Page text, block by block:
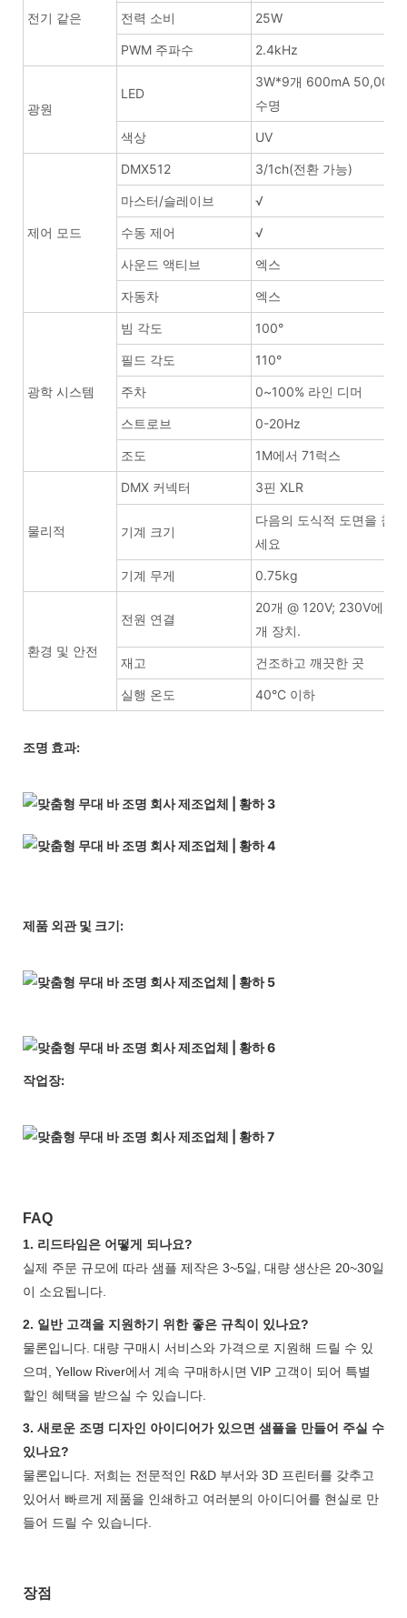
전기 같은 전력 소비 25W
PWM 주파수 2.4kHz
광원
LED
3W*9개 600mA 50,000
수명
색상 UV
제어 모드
DMX512 3/1ch(전환 가능)
마스터/슬레이브 √
수동 제어 √
사운드 액티브 엑스
자동차 엑스
광학 시스템
빔 각도 100°
필드 각도 110°
주차 0~100% 라인 디머
스트로브 0-20Hz
조도 1M에서 71럭스
물리적
DMX 커넥터 3핀 XLR
기계 크기
다음의 도식적 도면을 참
세요
기계 무게 0.75kg
환경 및 안전
전원 연결
20개 @ 120V; 230V에서
개 장치.
재고 건조하고 깨끗한 곳
실행 온도 40°C 이하
조명 효과:
제품 외관 및 크기:
작업장:
FAQ
1. 리드타임은 어떻게 되나요?
실제 주문 규모에 따라 샘플 제작은 3~5일, 대량 생산은 20~30일
이 소요됩니다.
2. 일반 고객을 지원하기 위한 좋은 규칙이 있나요?
물론입니다. 대량 구매시 서비스와 가격으로 지원해 드릴 수 있
으며, Yellow River에서 계속 구매하시면 VIP 고객이 되어 특별
할인 혜택을 받으실 수 있습니다.
3. 새로운 조명 디자인 아이디어가 있으면 샘플을 만들어 주실 수
있나요?
물론입니다. 저희는 전문적인 R&D 부서와 3D 프린터를 갖추고
있어서 빠르게 제품을 인쇄하고 여러분의 아이디어를 현실로 만
들어 드릴 수 있습니다.
장점